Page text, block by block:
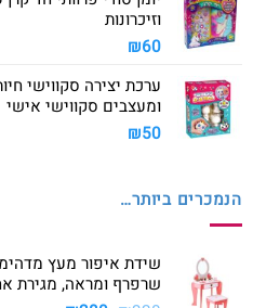
וזיכרונות
₪60
ערכת יצירה סקווישי
ומעצבים סקווישי אישי
₪50
הנמכרים ביותר…
שידת איפור מעץ
שרפרף ומראה, מגירת